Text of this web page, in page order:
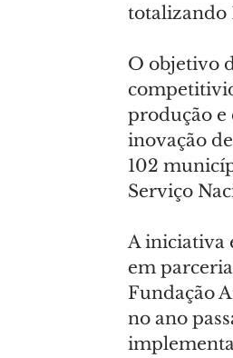
totalizando
O objetivo
produção e
inovação
102
Serviço
A iniciativa
em
Fundação
no ano